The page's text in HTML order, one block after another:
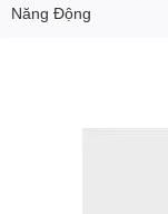
Năng Động